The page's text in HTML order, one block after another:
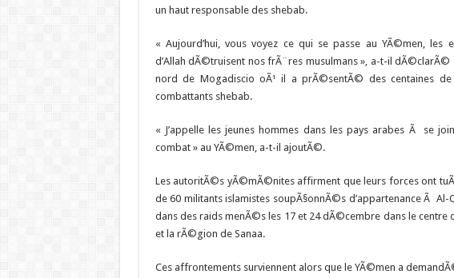
un haut responsable des shebab.
« Aujourd’hui, vous voyez ce qui se passe au YÃ©men, les
d’Allah dÃ©truisent nos frÃ¨res musulmans », a-t-il dÃ©clarÃ©
nord de Mogadiscio oÃ¹ il a prÃ©sentÃ© des centaines de
combattants shebab.
« J’appelle les jeunes hommes dans les pays arabes Ã se
combat » au YÃ©men, a-t-il ajoutÃ©.
Les autoritÃ©s yÃ©mÃ©nites affirment que leurs forces ont
de 60 militants islamistes soupÃ§onnÃ©s d’appartenance Ã Al-
dans des raids menÃ©s les 17 et 24 dÃ©cembre dans le centre
et la rÃ©gion de Sanaa.
Ces affrontements surviennent alors que le YÃ©men a